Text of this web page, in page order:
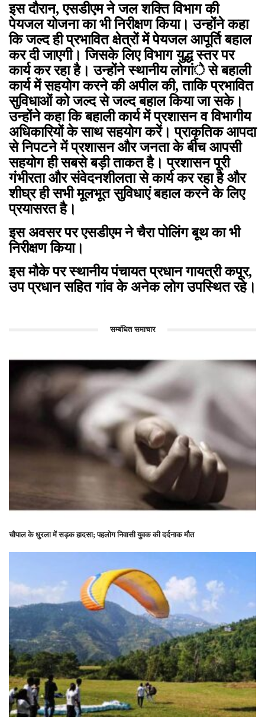
इस दौरान, एसडीएम ने जल शक्ति विभाग की
पेयजल योजना का भी निरीक्षण किया। उन्होंने कहा
कि जल्द ही प्रभावित क्षेत्रों में पेयजल आपूर्ति बहाल
कर दी जाएगी। जिसके लिए विभाग युद्ध स्तर पर
कार्य कर रहा है। उन्होंने स्थानीय लोगांे से बहाली
कार्य में सहयोग करने की अपील की, ताकि प्रभावित
सुविधाओं को जल्द से जल्द बहाल किया जा सके।
उन्होंने कहा कि बहाली कार्य में प्रशासन व विभागीय
अधिकारियों के साथ सहयोग करें। प्राकृतिक आपदा
से निपटने में प्रशासन और जनता के बीच आपसी
सहयोग ही सबसे बड़ी ताकत है। प्रशासन पूरी
गंभीरता और संवेदनशीलता से कार्य कर रहा है और
शीघ्र ही सभी मूलभूत सुविधाएं बहाल करने के लिए
प्रयासरत है।
इस अवसर पर एसडीएम ने चैरा पोलिंग बूथ का भी
निरीक्षण किया।
इस मौके पर स्थानीय पंचायत प्रधान गायत्री कपूर,
उप प्रधान सहित गांव के अनेक लोग उपस्थित रहे।
सम्बंधित समाचार
चौपाल के धुरला में सड़क हादसा; पहलोग निवासी युवक की दर्दनाक मौत